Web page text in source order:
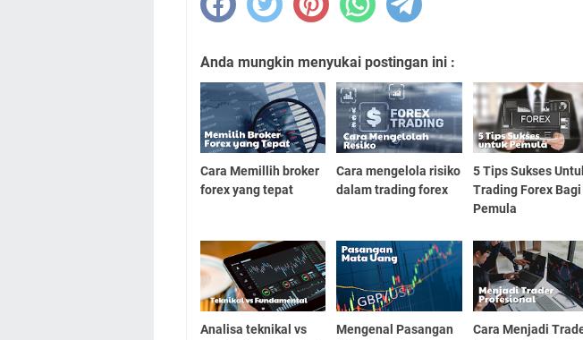
Anda mungkin menyukai postingan ini :
Cara Memillih broker
forex yang tepat
Cara mengelola risiko
dalam trading forex
5 Tips Sukses
Trading Forex Bagi
Pemula
Analisa teknikal vs
Mengenal Pasangan
Cara Menjadi